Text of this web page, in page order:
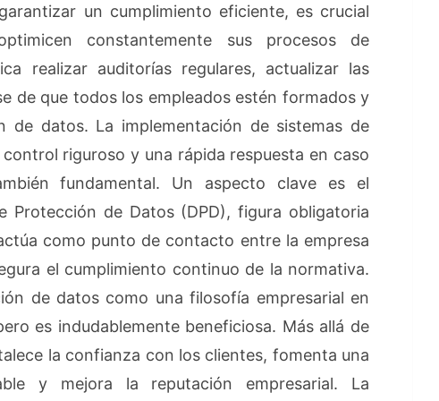
un cumplimiento eficiente, es crucial
constantemente sus procesos de
realizar auditorías regulares, actualizar las
de que todos los empleados estén formados y
de datos. La implementación de sistemas de
riguroso y una rápida respuesta en caso
fundamental. Un aspecto clave es el
Protección de Datos (DPD), figura obligatoria
como punto de contacto entre la empresa
el cumplimiento continuo de la normativa.
de datos como una filosofía empresarial en
es indudablemente beneficiosa. Más allá de
la confianza con los clientes, fomenta una
y mejora la reputación empresarial. La